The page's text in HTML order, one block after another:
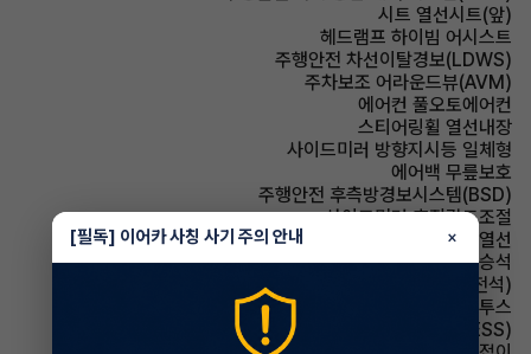
시트 열선시트(앞)
헤드램프 하이빔 어시스트
주행안전 차선이탈경보(LDWS)
주차보조 어라운드뷰(AVM)
에어컨 풀오토에어컨
스티어링휠 열선내장
사이드미러 방향지시등 일체형
에어백 무릎보호
주행안전 후측방경보시스템(BSD)
사이드미러 후진각도조절
사이드미러 열선
에어백 동승석
시트 메모리시트(운전석)
유무선단자 블루투스
주행안전 급제동경보시스템(ESS)
[필독] 이어카 사칭 사기 주의 안내 ×